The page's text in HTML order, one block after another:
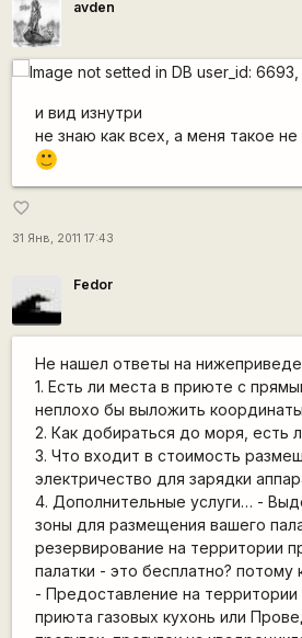
avden
и вид изнутри
не знаю как всех, а меня такое
:)
favorite_border
31 Янв, 2011 17:43
Fedor
Не нашел ответы на
1. Есть ли места в приюте с
неплохо бы выложить
2. Как добираться до моря, есть
3. Что входит в стоимость
электричество для зарядки
4. Дополнительные услуги… -
зоны для размещения вашего
резервирование на территории
палатки - это бесплатно? потому
- Предоставление на территории
приюта газовых кухонь или